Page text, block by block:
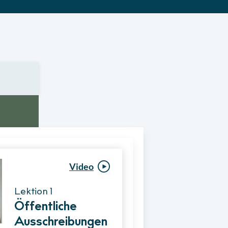
Video
Lektion 1
Öffentliche
AusschreibungenVergabeverfahre